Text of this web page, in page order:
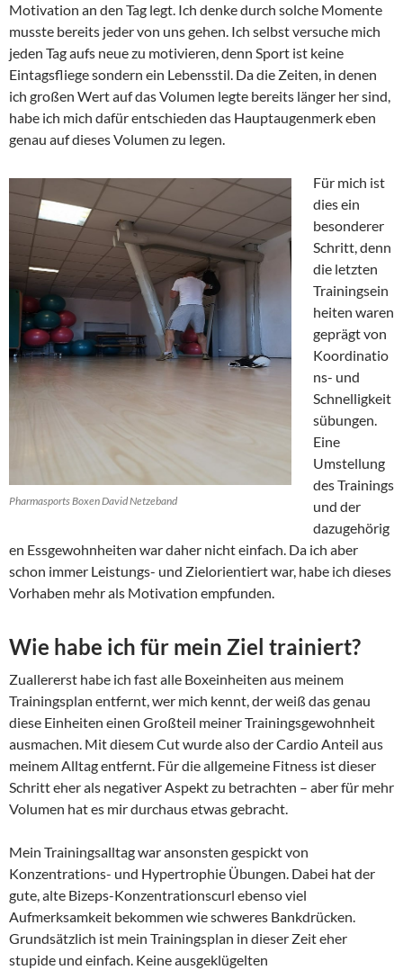
Motivation an den Tag legt. Ich denke durch solche Momente
musste bereits jeder von uns gehen. Ich selbst versuche mich
jeden Tag aufs neue zu motivieren, denn Sport ist keine
Eintagsfliege sondern ein Lebensstil. Da die Zeiten, in denen
ich großen Wert auf das Volumen legte bereits länger her sind,
habe ich mich dafür entschieden das Hauptaugenmerk eben
genau auf dieses Volumen zu legen.
Pharmasports Boxen David Netzeband
Für mich ist
dies ein
besonderer
Schritt, denn
die letzten
Trainingsein
heiten waren
geprägt von
Koordinatio
ns- und
Schnelligkeit
sübungen.
Eine
Umstellung
des Trainings
und der
dazugehörig
en Essgewohnheiten war daher nicht einfach. Da ich aber
schon immer Leistungs- und Zielorientiert war, habe ich dieses
Vorhaben mehr als Motivation empfunden.
Wie habe ich für mein Ziel trainiert?
Zuallererst habe ich fast alle Boxeinheiten aus meinem
Trainingsplan entfernt, wer mich kennt, der weiß das genau
diese Einheiten einen Großteil meiner Trainingsgewohnheit
ausmachen. Mit diesem Cut wurde also der Cardio Anteil aus
meinem Alltag entfernt. Für die allgemeine Fitness ist dieser
Schritt eher als negativer Aspekt zu betrachten – aber für mehr
Volumen hat es mir durchaus etwas gebracht.
Mein Trainingsalltag war ansonsten gespickt von
Konzentrations- und Hypertrophie Übungen. Dabei hat der
gute, alte Bizeps-Konzentrationscurl ebenso viel
Aufmerksamkeit bekommen wie schweres Bankdrücken.
Grundsätzlich ist mein Trainingsplan in dieser Zeit eher
stupide und einfach. Keine ausgeklügelten